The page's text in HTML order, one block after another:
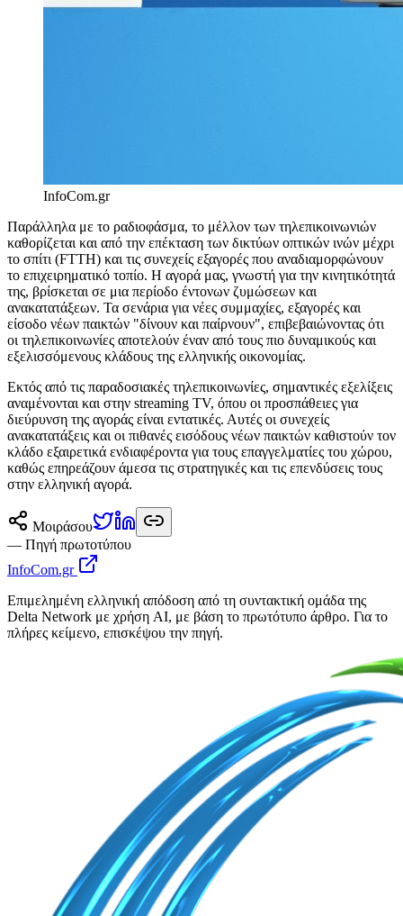
InfoCom.gr
Παράλληλα με το ραδιοφάσμα, το μέλλον των τηλεπικοινωνιών
καθορίζεται και από την επέκταση των δικτύων οπτικών ινών μέχρι
το σπίτι (FTTH) και τις συνεχείς εξαγορές που αναδιαμορφώνουν
το επιχειρηματικό τοπίο. Η αγορά μας, γνωστή για την κινητικότητά
της, βρίσκεται σε μια περίοδο έντονων ζυμώσεων και
ανακατατάξεων. Τα σενάρια για νέες συμμαχίες, εξαγορές και
είσοδο νέων παικτών "δίνουν και παίρνουν", επιβεβαιώνοντας ότι
οι τηλεπικοινωνίες αποτελούν έναν από τους πιο δυναμικούς και
εξελισσόμενους κλάδους της ελληνικής οικονομίας.
Εκτός από τις παραδοσιακές τηλεπικοινωνίες, σημαντικές εξελίξεις
αναμένονται και στην streaming TV, όπου οι προσπάθειες για
διεύρυνση της αγοράς είναι εντατικές. Αυτές οι συνεχείς
ανακατατάξεις και οι πιθανές εισόδους νέων παικτών καθιστούν τον
κλάδο εξαιρετικά ενδιαφέροντα για τους επαγγελματίες του χώρου,
καθώς επηρεάζουν άμεσα τις στρατηγικές και τις επενδύσεις τους
στην ελληνική αγορά.
Μοιράσου
— Πηγή πρωτοτύπου
InfoCom.gr
Επιμελημένη ελληνική απόδοση από τη συντακτική ομάδα της
Delta Network με χρήση AI, με βάση το πρωτότυπο άρθρο. Για το
πλήρες κείμενο, επισκέψου την πηγή.